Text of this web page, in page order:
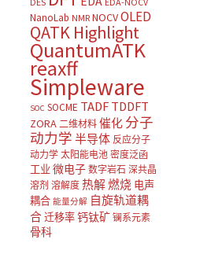
NanoLab NMR NOCVOLED
QATK Highlight
QuantumATK
reaxff
Simpleware
SOC SOCME TADF TDDFT
ZORA 二维材料 催化 分子
动力学 半导体 反应分子
动力学 太阳能电池 密度泛函
工业 微电子 数字岩石 深共晶
溶剂 溶解度 热解燃烧 电声
耦合 能量分解 自旋轨道耦
合迁移率钙钛矿 镧系元素
骨科